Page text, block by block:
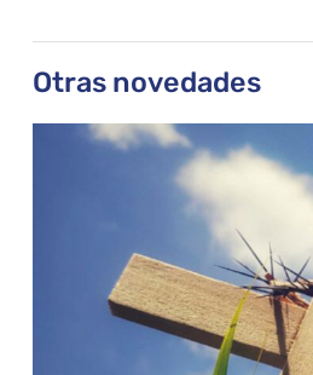
Otras novedades